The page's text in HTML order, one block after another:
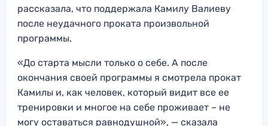
рассказала, что поддержала Камилу Валиеву
после неудачного проката произвольной
программы.
«До старта мысли только о себе. А после
окончания своей программы я смотрела прокат
Камилы и, как человек, который видит все ее
тренировки и многое на себе проживает – не
могу оставаться равнодушной», — сказала